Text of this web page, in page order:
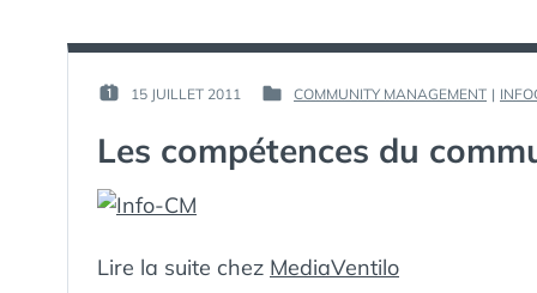
PUBLIÉ
15 JUILLET 2011
PAR :
PUBLIÉ
COMMUNITY MANAGEMENT |
Les compétences du
Lire la suite chez MediaVentilo